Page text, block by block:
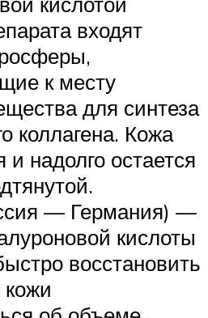
входят
к месту
для синтеза
коллагена. Кожа
и надолго остается
— Германия) —
кислоты
восстановить